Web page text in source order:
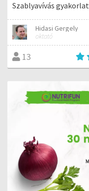
Szablyavívás gyakorlat
Hidasi Gergely
oktató
13